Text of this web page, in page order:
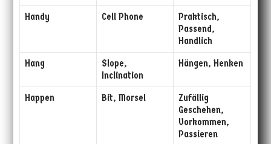
Handy Cell Phone
Praktisch,
Passend,
Handlich
Hang
Slope,
Inclination
Hängen, Henken
Happen Bit, Morsel
Zufällig
Geschehen,
Vorkommen,
Passieren